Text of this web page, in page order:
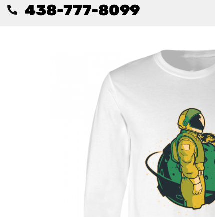
438-777-8099